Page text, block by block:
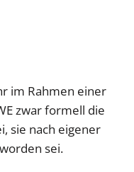
im Rahmen einer
zwar formell die
sie nach eigener
sei.